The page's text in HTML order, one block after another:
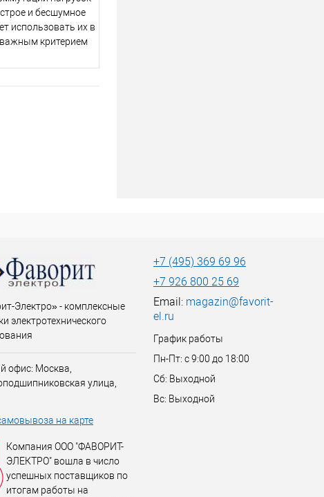
и бесшумное
использовать их в
важным критерием
Электро» - комплексные
электротехнического
офис: Москва,
улица,
на карте
Компания ООО "ФАВОРИТ-
ЭЛЕКТРО" вошла в число
успешных поставщиков по
итогам работы на
+7 (495) 369 69 96
+7 926 800 25 69
Email: magazin@favorit-
el.ru
График работы
Пн-Пт: с 9:00 до 18:00
Сб: Выходной
Вс: Выходной